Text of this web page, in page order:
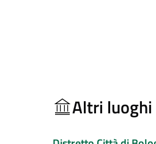
Altri luoghi